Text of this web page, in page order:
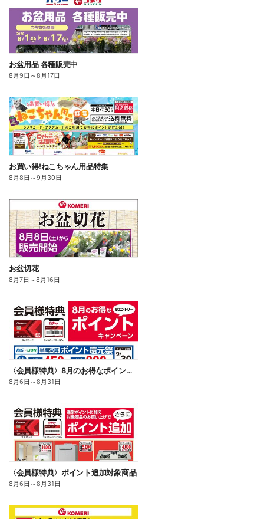
お盆用品 各種販売中
8月9日 ～8月17日
お買い得!ねこちゃん用品特集
8月8日 ～9月30日
お盆切花
8月7日 ～8月16日
〈会員様特典〉8月のお得なポイントキャンペーン
8月6日 ～8月31日
〈会員様特典〉ポイント追加対象商品
8月6日 ～8月31日